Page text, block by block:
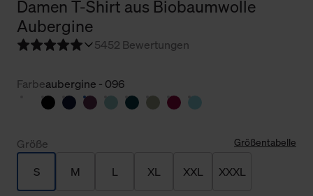
Damen T-Shirt aus Biobaumwolle
Aubergine
5452 Bewertungen
Farbeaubergine - 096
Größe Größentabelle
S M L XL XXL XXXL